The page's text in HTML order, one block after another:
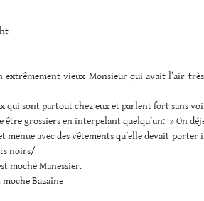
vieux Monsieur qui avait l’air
qui sont partout chez eux et parlent fort sans
être grossiers en interpelant quelqu’un: » On
avec des vêtements qu’elle devait porter
noirs/
moche Manessier.
moche Bazaine